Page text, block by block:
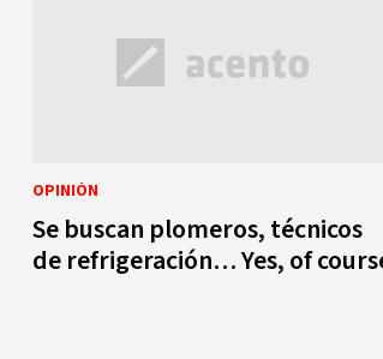
OPINIÓN
Se buscan plomeros, técnicos
de refrigeración… Yes, of